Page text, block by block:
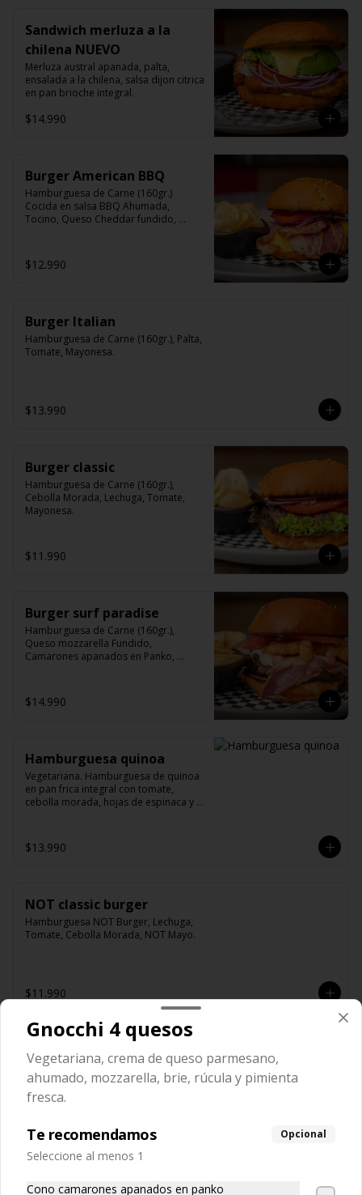
Sandwich merluza a la
chilena NUEVO
Merluza austral apanada, palta,
ensalada a la chilena, salsa dijon citrica
en pan brioche integral.
$14.990
Burger American BBQ
Hamburguesa de Carne (160gr.)
Cocida en salsa BBQ Ahumada,
Tocino, Queso Cheddar fundido,
$12.990
Burger Italian
Hamburguesa de Carne (160gr.), Palta,
Tomate, Mayonesa.
$13.990
Burger classic
Hamburguesa de Carne (160gr.),
Cebolla Morada, Lechuga, Tomate,
Mayonesa.
$11.990
Burger surf paradise
Hamburguesa de Carne (160gr.),
Queso mozzarella Fundido,
Camarones apanados en Panko,
$14.990
Hamburguesa quinoa
Vegetariana. Hamburguesa de quinoa
en pan frica integral con tomate,
cebolla morada, hojas de espinaca y
$13.990
NOT classic burger
Hamburguesa NOT Burger, Lechuga,
Tomate, Cebolla Morada, NOT Mayo.
$11.990
NOT italian Burger
Hamburguesa NOT BURGER, Palta,
Tomate, NOT Mayonesa.
$11.990
Gnocchi 4 quesos
Vegetariana, crema de queso parmesano,
ahumado, mozzarella, brie, rúcula y pimienta
fresca.
Te recomendamos Opcional
Seleccione al menos 1
Cono camarones apanados en panko